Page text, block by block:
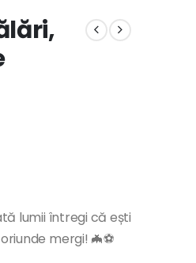
lumii întregi că ești
mergi! 🦇⚽